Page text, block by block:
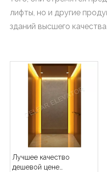
лифты, но и другие
зданий высшего
Лучшее качество
дешевой цене